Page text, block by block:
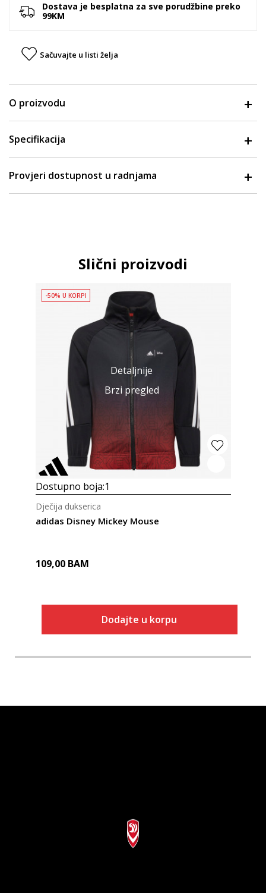
Dostava je besplatna za sve porudžbine preko
99KM
Sačuvajte u listi želja
O proizvodu
Specifikacija
Provjeri dostupnost u radnjama
Slični proizvodi
Detaljnije
Brzi pregled
-50% U KORPI
Dostupno boja:1
adidas Disney Mickey Mouse
Dječija dukserica
109,00 BAM
Dodajte u korpu